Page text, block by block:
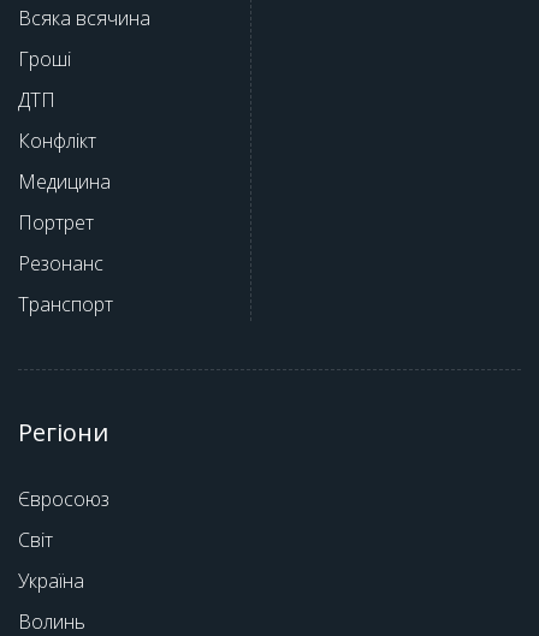
Всяка всячина
Гроші
ДТП
Конфлікт
Медицина
Портрет
Резонанс
Транспорт
Регіони
Євросоюз
Світ
Україна
Волинь